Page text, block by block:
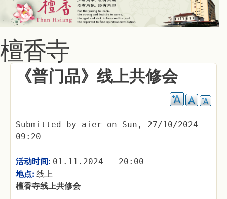
檀香寺
《普门品》线上共修会
Submitted by aier on Sun, 27/10/2024 -
09:20
活动时间: 01.11.2024 - 20:00
地点: 线上
檀香寺线上共修会